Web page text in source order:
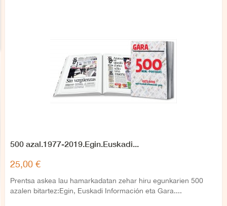
500 azal.1977-2019.Egin.Euskadi...
25,00 €
Prentsa askea lau hamarkadatan zehar hiru egunkarien 500
azalen bitartez:Egin, Euskadi Información eta Gara....